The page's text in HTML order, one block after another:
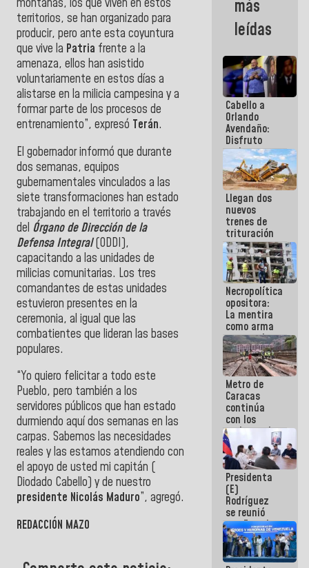
montañas, los que viven en estos
territorios, se han organizado para
producir, pero ante esta coyuntura
que vive la Patria frente a la
amenaza, ellos han asistido
voluntariamente en estos días a
alistarse en la milicia campesina y a
formar parte de los procesos de
entrenamiento”, expresó Terán.
El gobernador informó que durante
dos semanas, equipos
gubernamentales vinculados a las
siete transformaciones han estado
trabajando en el territorio a través
del Órgano de Dirección de la
Defensa Integral(ODDI),
capacitando a las unidades de
milicias comunitarias. Los tres
comandantes de estas unidades
estuvieron presentes en la
ceremonia, al igual que las
combatientes que lideran las bases
populares.
“Yo quiero felicitar a todo este
Pueblo, pero también a los
servidores públicos que han estado
durmiendo aquí dos semanas en las
carpas. Sabemos las necesidades
reales y las estamos atendiendo con
el apoyo de usted mi capitán (
Diodado Cabello) y de nuestro
presidente Nicolás Maduro”, agregó.
REDACCIÓN MAZO
por el
Gobierno
Nacional
más
leídas
Cabello a
Orlando
Avendaño:
Disfruto
cada vez
que escribes
porque lo
que haces
es
embarrarla
Llegan dos
nuevos
trenes de
trituración
para
optimizar
manejo de
escombros
en La Guaira
Necropolítica
opositora:
La mentira
como arma
contra el
Pueblo
Metro de
Caracas
continúa
con los
trabajos de
mantenimiento
e inspección
en la Línea 2
Presidenta
(E)
Rodríguez
se reunió
con Estado
Mayor
Eléctrico
para